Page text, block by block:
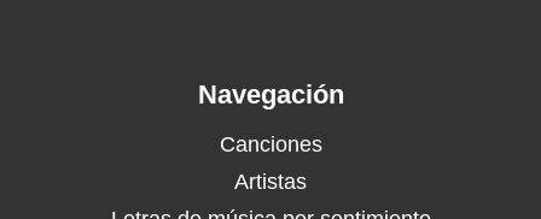
Navegación
Canciones
Artistas